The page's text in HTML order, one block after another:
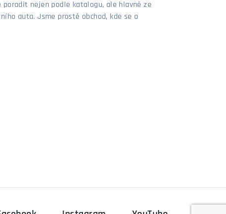
poradit nejen podle katalogu, ale hlavně ze
auta. Jsme prostě obchod, kde se o